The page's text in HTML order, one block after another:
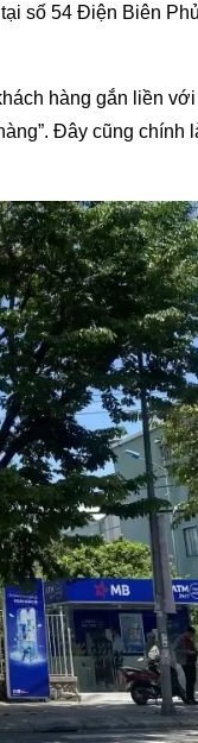
số 54 Điện Biên
hàng gắn liền
Đây cũng